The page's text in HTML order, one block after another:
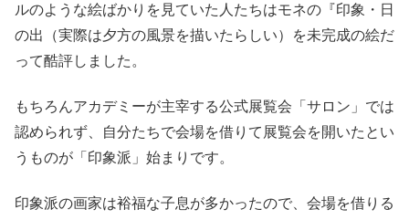
ルのような絵ばかりを見ていた人たちはモネの『印象・日
の出（実際は夕方の風景を描いたらしい）を未完成の絵だ
って酷評しました。
もちろんアカデミーが主宰する公式展覧会「サロン」では
認められず、自分たちで会場を借りて展覧会を開いたとい
うものが「印象派」始まりです。
印象派の画家は裕福な子息が多かったので、会場を借りる